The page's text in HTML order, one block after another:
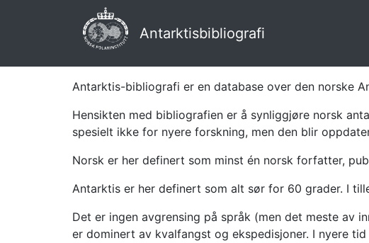
Antarktisbibliografi
Antarktis-bibliografi er en database over den norske
Hensikten med bibliografien er å synliggjøre norsk
spesielt ikke for nyere forskning, men den blir
Norsk er her definert som minst én norsk forfatter,
Antarktis er her definert som alt sør for 60 grader. I
Det er ingen avgrensing på språk (men det meste av
er dominert av kvalfangst og ekspedisjoner. I nyere